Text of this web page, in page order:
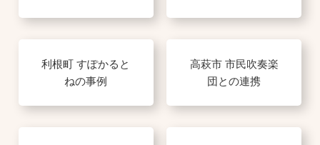
利根町 すぽかると
ねの事例
高萩市 市民吹奏楽
団との連携